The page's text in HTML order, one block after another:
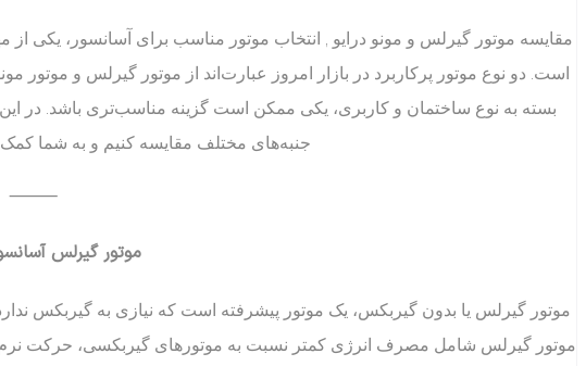
مقایسه موتور گیرلس و مونو درایو , انتخاب موتور مناسب برای آسانسور،
است. دو نوع موتور پرکاربرد در بازار امروز عبارت‌اند از موتور گیرلس و موتور
بسته به نوع ساختمان و کاربری، یکی ممکن است گزینه مناسب‌تری باشد. در این
جنبه‌های مختلف مقایسه کنیم و به شما کمک
⸻
موتور گیرلس
موتور گیرلس یا بدون گیربکس، یک موتور پیشرفته است که نیازی به گیربکس
موتور گیرلس شامل مصرف انرژی کمتر نسبت به موتورهای گیربکسی، حرکت نرم و